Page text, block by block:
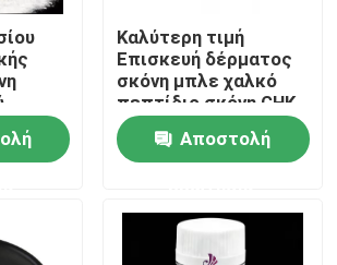
Καλύτερη τιμή
Επισκευή δέρματος
σκόνη μπλε χαλκό
πεπτίδιο σκόνη GHK-
Cu
Αποστολή